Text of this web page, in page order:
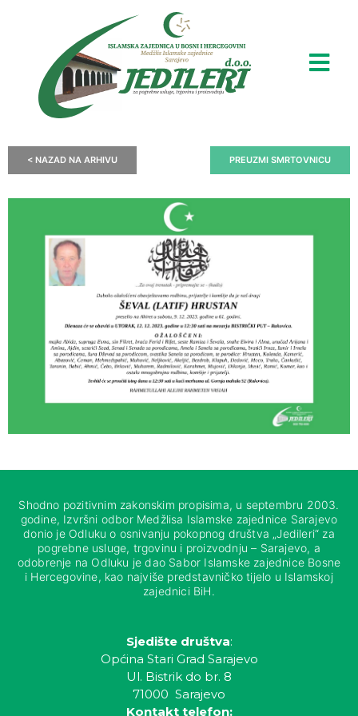
< NAZAD NA ARHIVU PREUZMI SMRTOVNICU
Shodno pozitivnim zakonskim propisima, u septembru 2003.
godine, Izvršni odbor Medžlisa Islamske zajednice Sarajevo
donio je Odluku o osnivanju pokopnog društva „Jedileri“ za
pogrebne usluge, trgovinu i proizvodnju – Sarajevo, a
odobrenje na Odluku je dao Sabor Islamske zajednice Bosne
i Hercegovine, kao najviše predstavničko tijelo u Islamskoj
zajednici BiH.
Sjedište društva:
Općina Stari Grad Sarajevo
Ul. Bistrik do br. 8
71000 Sarajevo
Kontakt telefon: